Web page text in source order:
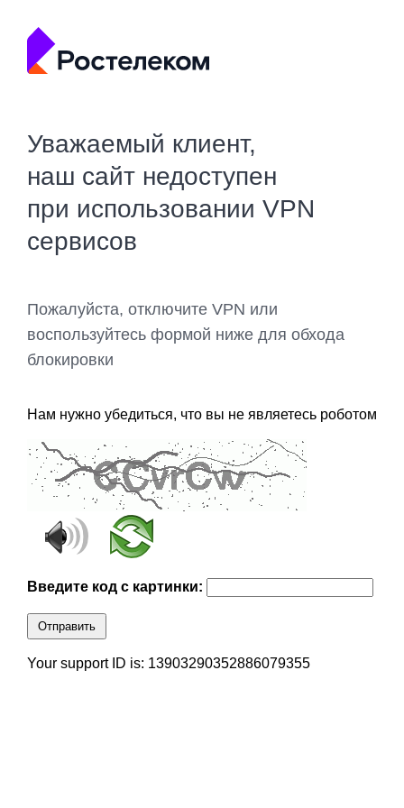
Уважаемый клиент,
наш сайт недоступен
при использовании VPN
сервисов
Пожалуйста, отключите VPN или
воспользуйтесь формой ниже для обхода
блокировки
Нам нужно убедиться, что вы не являетесь роботом
Введите код с картинки:
Отправить
Your support ID is: 13903290352886079355